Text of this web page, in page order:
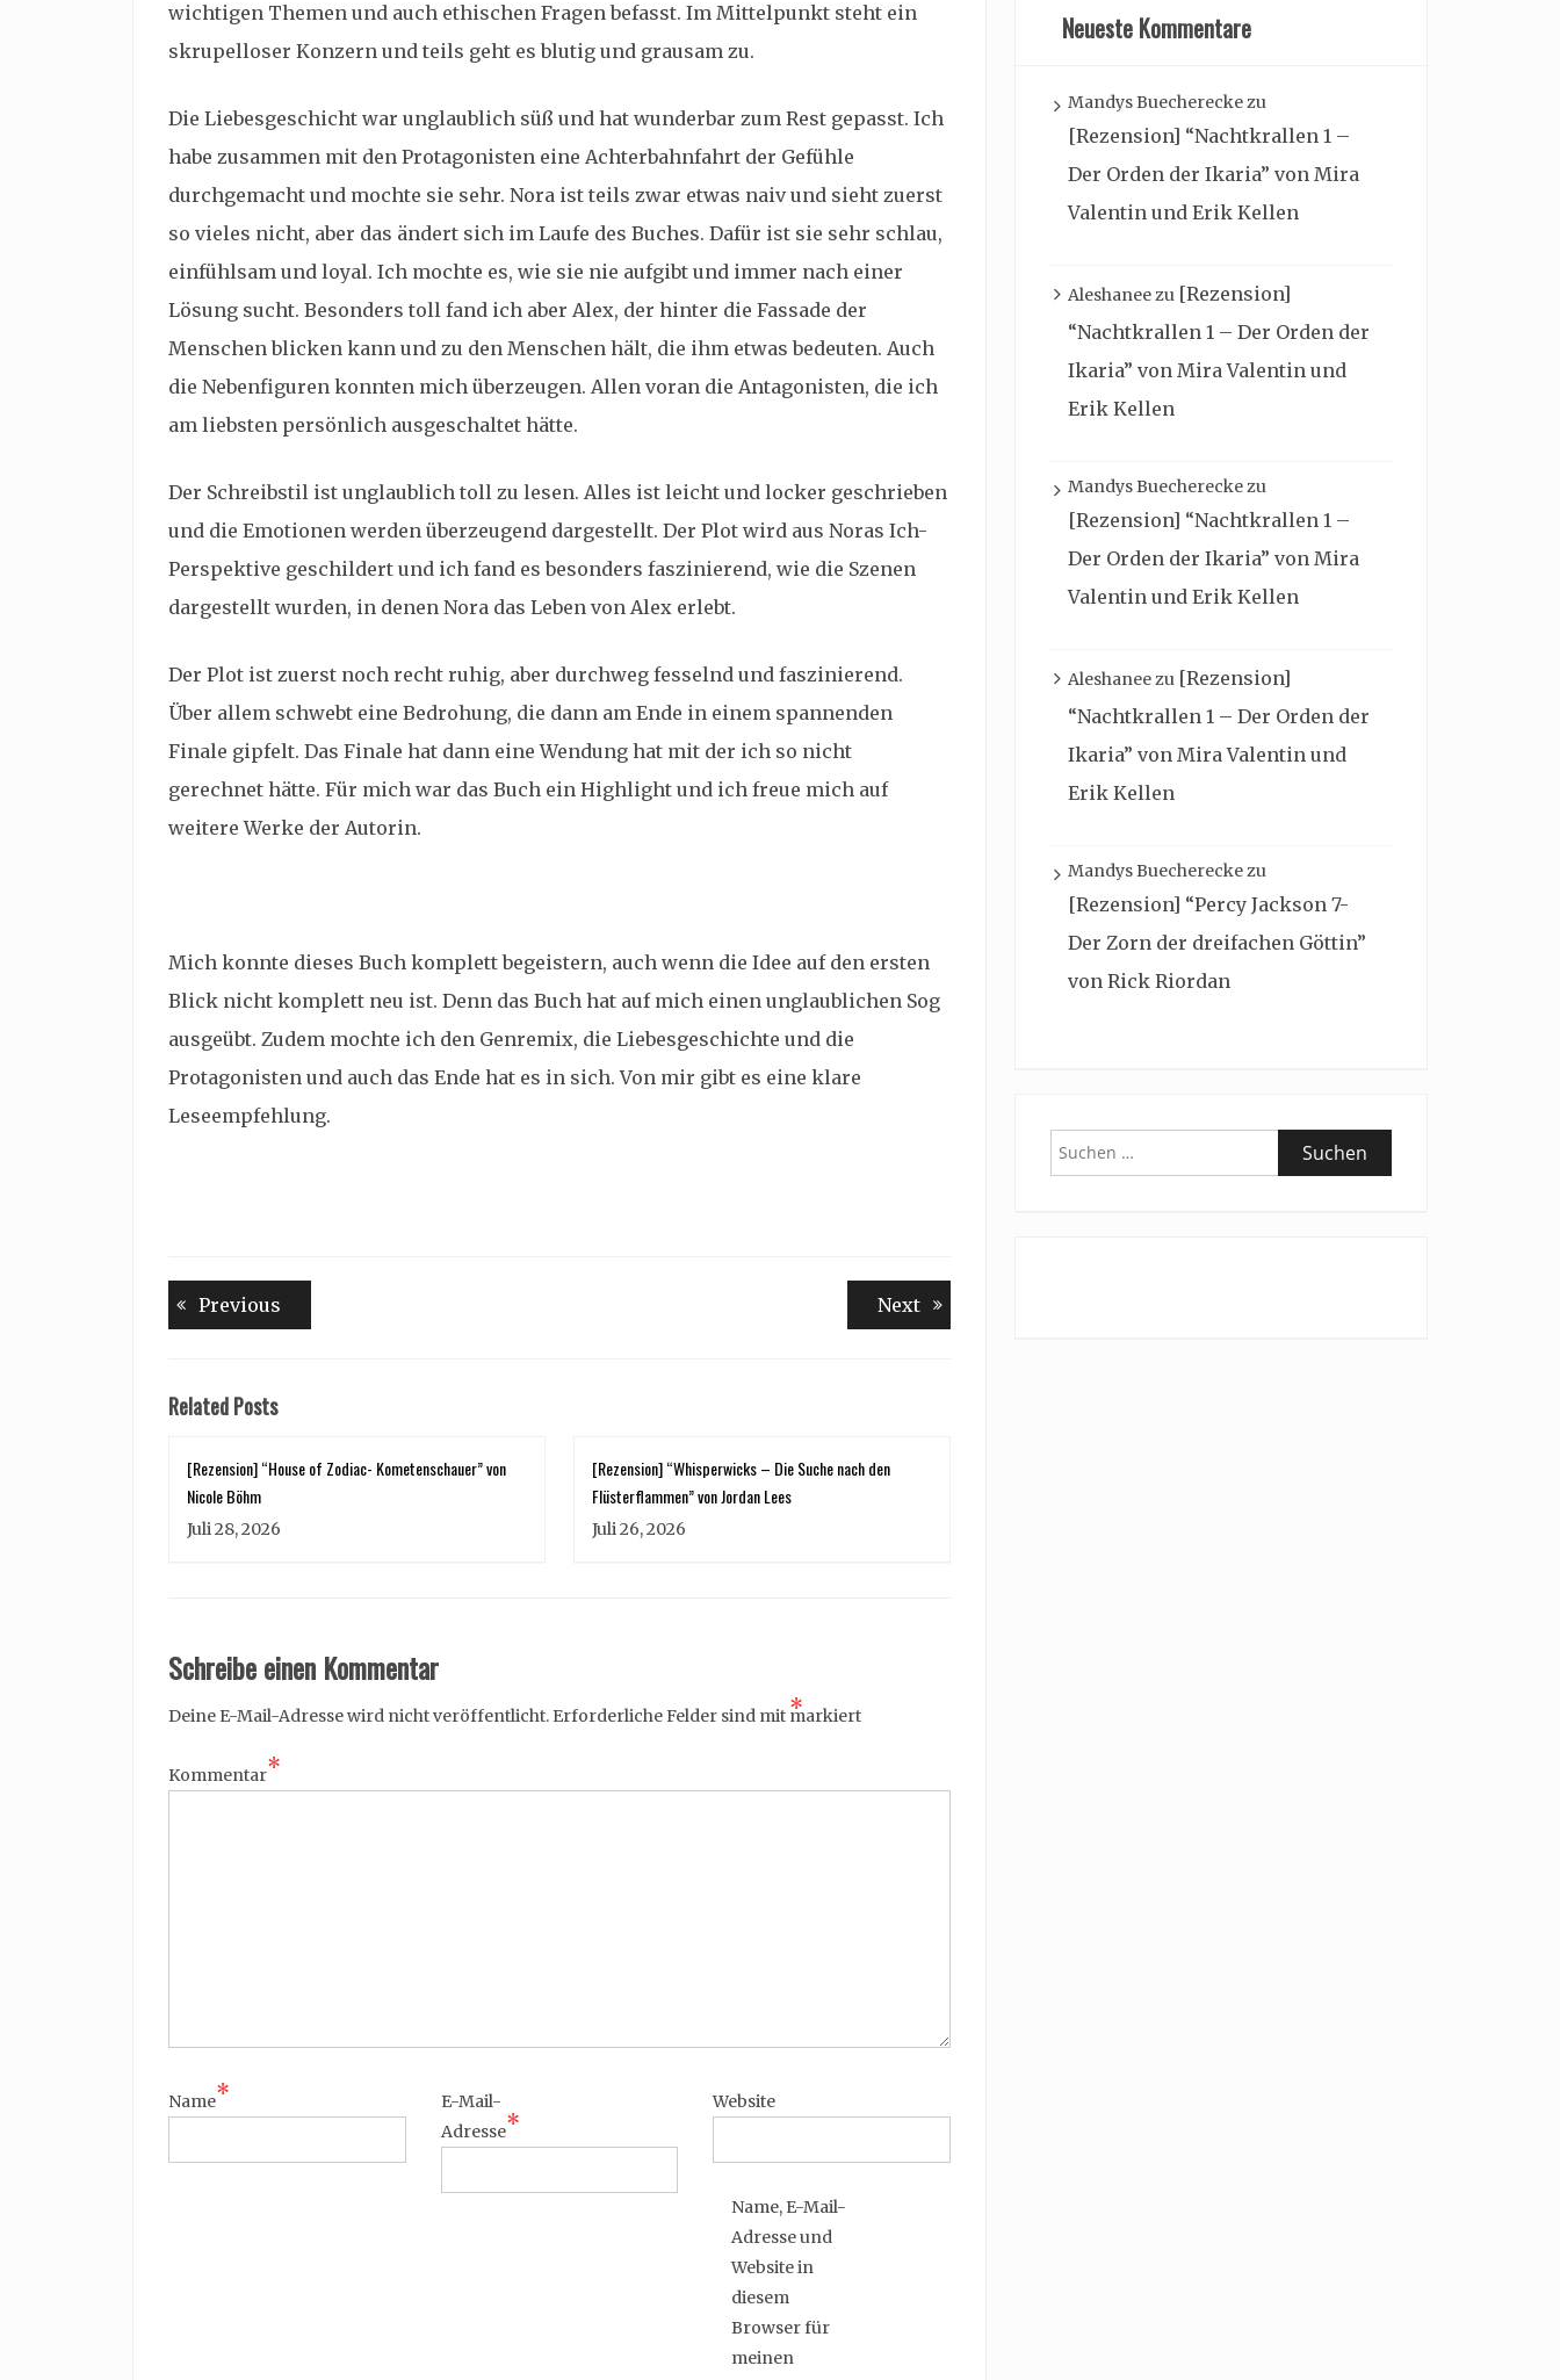
wichtigen Themen und auch ethischen Fragen befasst. Im Mittelpunkt steht ein
skrupelloser Konzern und teils geht es blutig und grausam zu.
Die Liebesgeschicht war unglaublich süß und hat wunderbar zum Rest gepasst. Ich
habe zusammen mit den Protagonisten eine Achterbahnfahrt der Gefühle
durchgemacht und mochte sie sehr. Nora ist teils zwar etwas naiv und sieht zuerst
so vieles nicht, aber das ändert sich im Laufe des Buches. Dafür ist sie sehr schlau,
einfühlsam und loyal. Ich mochte es, wie sie nie aufgibt und immer nach einer
Lösung sucht. Besonders toll fand ich aber Alex, der hinter die Fassade der
Menschen blicken kann und zu den Menschen hält, die ihm etwas bedeuten. Auch
die Nebenfiguren konnten mich überzeugen. Allen voran die Antagonisten, die ich
am liebsten persönlich ausgeschaltet hätte.
Der Schreibstil ist unglaublich toll zu lesen. Alles ist leicht und locker geschrieben
und die Emotionen werden überzeugend dargestellt. Der Plot wird aus Noras Ich-
Perspektive geschildert und ich fand es besonders faszinierend, wie die Szenen
dargestellt wurden, in denen Nora das Leben von Alex erlebt.
Der Plot ist zuerst noch recht ruhig, aber durchweg fesselnd und faszinierend.
Über allem schwebt eine Bedrohung, die dann am Ende in einem spannenden
Finale gipfelt. Das Finale hat dann eine Wendung hat mit der ich so nicht
gerechnet hätte. Für mich war das Buch ein Highlight und ich freue mich auf
weitere Werke der Autorin.
Mich konnte dieses Buch komplett begeistern, auch wenn die Idee auf den ersten
Blick nicht komplett neu ist. Denn das Buch hat auf mich einen unglaublichen Sog
ausgeübt. Zudem mochte ich den Genremix, die Liebesgeschichte und die
Protagonisten und auch das Ende hat es in sich. Von mir gibt es eine klare
Leseempfehlung.
Beitragsnavigation
Previous NextNext
Related Posts
[Rezension] “House of Zodiac- Kometenschauer” von
Nicole Böhm
Juli 28, 2026
[Rezension] “Whisperwicks – Die Suche nach den
Flüsterflammen” von Jordan Lees
Juli 26, 2026
Schreibe einen Kommentar
Deine E-Mail-Adresse wird nicht veröffentlicht. Erforderliche Felder sind mit *
markiert
Kommentar*
Name*
E-Mail-
Adresse*
Website
Name, E-Mail-
Adresse und
Website in
diesem
Browser für
meinen
Neueste Kommentare
Mandys Buechereckezu
[Rezension] “Nachtkrallen 1 –
Der Orden der Ikaria” von Mira
Valentin und Erik Kellen
Aleshaneezu [Rezension]
“Nachtkrallen 1 – Der Orden der
Ikaria” von Mira Valentin und
Erik Kellen
Mandys Buechereckezu
[Rezension] “Nachtkrallen 1 –
Der Orden der Ikaria” von Mira
Valentin und Erik Kellen
Aleshaneezu [Rezension]
“Nachtkrallen 1 – Der Orden der
Ikaria” von Mira Valentin und
Erik Kellen
Mandys Buechereckezu
[Rezension] “Percy Jackson 7-
Der Zorn der dreifachen Göttin”
von Rick Riordan
Suchen
nach: